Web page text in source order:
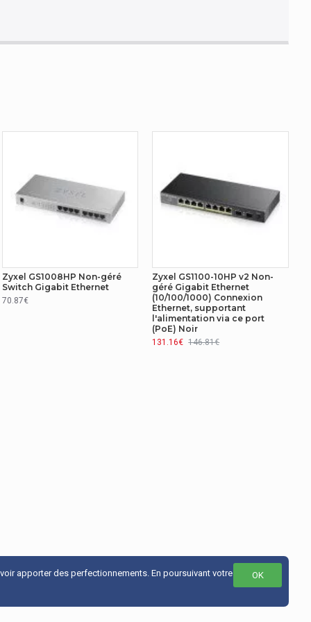
Zyxel GS1008HP Non-géré
Switch Gigabit Ethernet
70.87€
Zyxel GS1100-10HP v2 Non-
géré Gigabit Ethernet
(10/100/1000) Connexion
Ethernet, supportant
l'alimentation via ce port
(PoE) Noir
131.16€ 146.81€
OK
apporter des perfectionnements. En poursuivant votre